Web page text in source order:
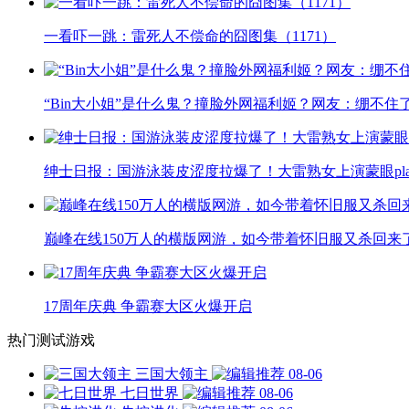
一看吓一跳：雷死人不偿命的囧图集（1171）
“Bin大小姐”是什么鬼？撞脸外网福利姬？网友：绷不住
绅士日报：国游泳装皮涩度拉爆了！大雷熟女上演蒙眼
巅峰在线150万人的横版网游，如今带着怀旧服又杀回来
17周年庆典 争霸赛大区火爆开启
热门测试游戏
三国大领主
08-06
七日世界
08-06